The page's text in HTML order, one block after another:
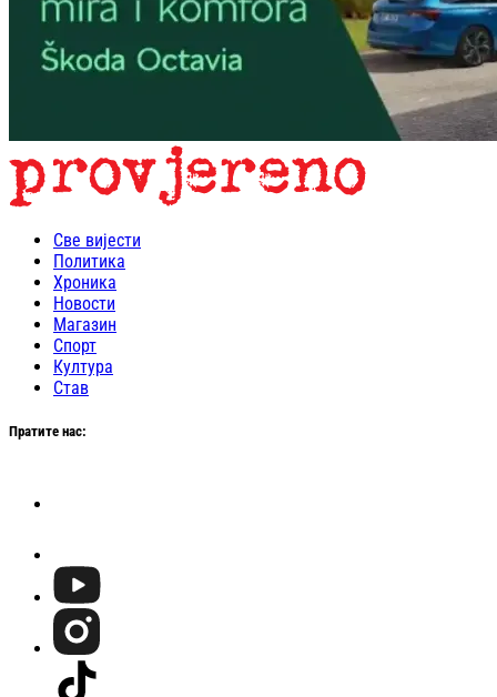
Све вијести
Политика
Хроника
Новости
Магазин
Спорт
Култура
Став
Пратите нас: